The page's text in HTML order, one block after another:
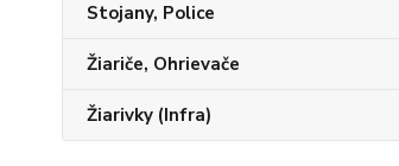
Stojany, Police
Žiariče, Ohrievače
Žiarivky (Infra)